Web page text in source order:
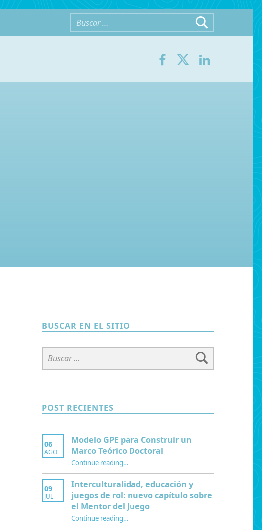
Facebook
TwitterLinkedIn
Buscar:
BUSCAR EN EL SITIO
Buscar:
POST RECIENTES
06
AGO
Modelo GPE para Construir un
Marco Teórico Doctoral
Continue reading“Modelo GPE para Construir un Marco Teórico Doctoral”
…
09
JUL
Interculturalidad, educación y
juegos de rol: nuevo capítulo sobre
el Mentor del Juego
Continue reading“Interculturalidad, educación y juegos de rol: nuevo capítulo sobre el Mentor del Juego”
…